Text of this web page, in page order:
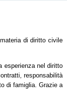
di diritto civile
esperienza nel diritto
responsabilità
di famiglia. Grazie a